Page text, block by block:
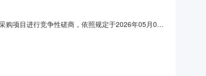
购项目进行竞争性磋商，依照规定于2026年05月06
成交日期：2026年05月07日若有供应商认为本招